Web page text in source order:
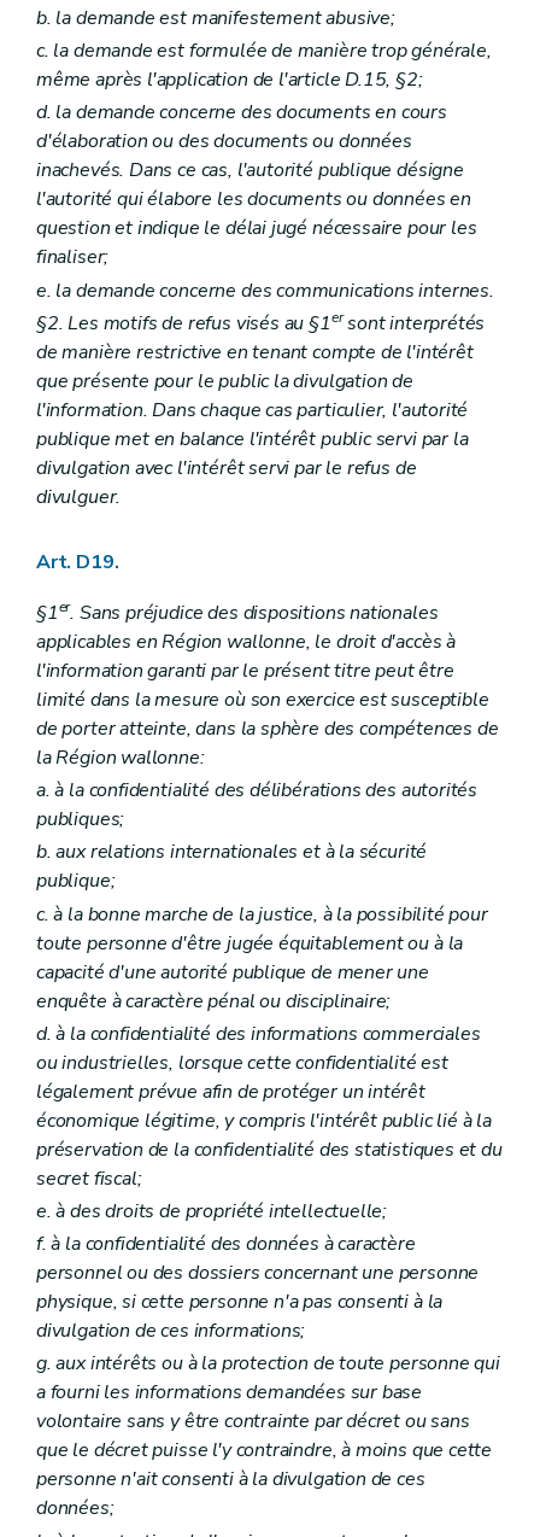
b. la demande est manifestement abusive;
c. la demande est formulée de manière trop générale,
même après l'application de l'article D.15, §2;
d. la demande concerne des documents en cours
d'élaboration ou des documents ou données
inachevés. Dans ce cas, l'autorité publique désigne
l'autorité qui élabore les documents ou données en
question et indique le délai jugé nécessaire pour les
finaliser;
e. la demande concerne des communications internes.
§2. Les motifs de refus visés au §1ersont interprétés
de manière restrictive en tenant compte de l'intérêt
que présente pour le public la divulgation de
l'information. Dans chaque cas particulier, l'autorité
publique met en balance l'intérêt public servi par la
divulgation avec l'intérêt servi par le refus de
divulguer.
Art. D19.
§1er. Sans préjudice des dispositions nationales
applicables en Région wallonne, le droit d'accès à
l'information garanti par le présent titre peut être
limité dans la mesure où son exercice est susceptible
de porter atteinte, dans la sphère des compétences de
la Région wallonne:
a. à la confidentialité des délibérations des autorités
publiques;
b. aux relations internationales et à la sécurité
publique;
c. à la bonne marche de la justice, à la possibilité pour
toute personne d'être jugée équitablement ou à la
capacité d'une autorité publique de mener une
enquête à caractère pénal ou disciplinaire;
d. à la confidentialité des informations commerciales
ou industrielles, lorsque cette confidentialité est
légalement prévue afin de protéger un intérêt
économique légitime, y compris l'intérêt public lié à la
préservation de la confidentialité des statistiques et du
secret fiscal;
e. à des droits de propriété intellectuelle;
f. à la confidentialité des données à caractère
personnel ou des dossiers concernant une personne
physique, si cette personne n'a pas consenti à la
divulgation de ces informations;
g. aux intérêts ou à la protection de toute personne qui
a fourni les informations demandées sur base
volontaire sans y être contrainte par décret ou sans
que le décret puisse l'y contraindre, à moins que cette
personne n'ait consenti à la divulgation de ces
données;